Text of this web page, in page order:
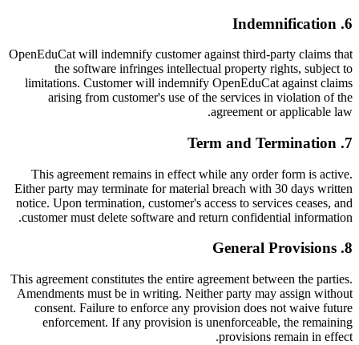
6
.
Indemnification
OpenEduCat will indemnify customer against third-party claims that
the software infringes intellectual property rights, subject to
limitations. Customer will indemnify OpenEduCat against claims
arising from customer's use of the services in violation of the
agreement or applicable law.
7
.
Term and Termination
This agreement remains in effect while any order form is active.
Either party may terminate for material breach with 30 days written
notice. Upon termination, customer's access to services ceases, and
customer must delete software and return confidential information.
8
.
General Provisions
This agreement constitutes the entire agreement between the parties.
Amendments must be in writing. Neither party may assign without
consent. Failure to enforce any provision does not waive future
enforcement. If any provision is unenforceable, the remaining
provisions remain in effect.